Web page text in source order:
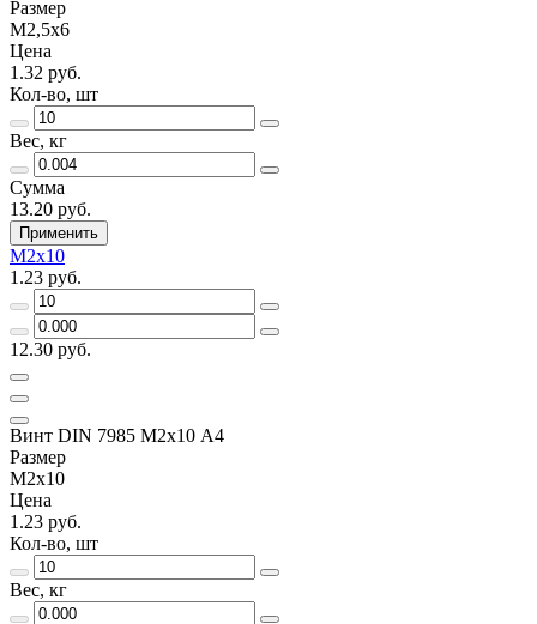
Размер
М2,5х6
Цена
1.32 руб.
Кол-во, шт
Вес, кг
Сумма
13.20 руб.
Применить
М2х10
1.23 руб.
12.30 руб.
Винт DIN 7985 М2х10 A4
Размер
М2х10
Цена
1.23 руб.
Кол-во, шт
Вес, кг